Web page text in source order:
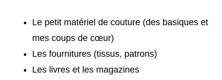
Le petit matériel de couture (des basiques et
mes coups de cœur)
Les fournitures (tissus, patrons)
Les livres et les magazines